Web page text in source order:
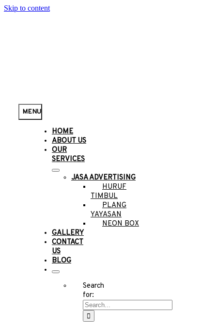
Skip to content
MENU
HOME
ABOUT US
OUR
SERVICES
JASA ADVERTISING
HURUF
TIMBUL
PLANG
YAYASAN
NEON BOX
GALLERY
CONTACT
US
BLOG
Search
for: